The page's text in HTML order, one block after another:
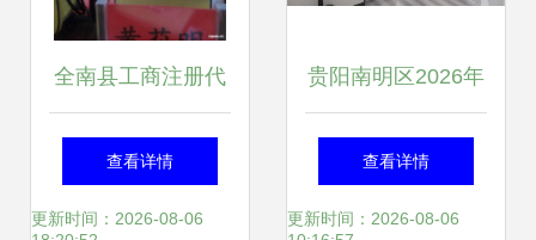
全南县工商注册代
办服务指南 高效开
启您的创业之路
查看详情
更新时间：2026-08-06
贵阳南明区2026年
热门财税咨询公司
全景解析与选型决
查看详情
更新时间：2026-08-06